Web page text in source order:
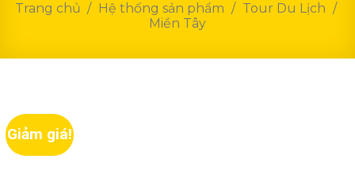
Trang chủ / Hệ thống sản phẩm / Tour Du Lịch /
Miền Tây
Giảm giá!